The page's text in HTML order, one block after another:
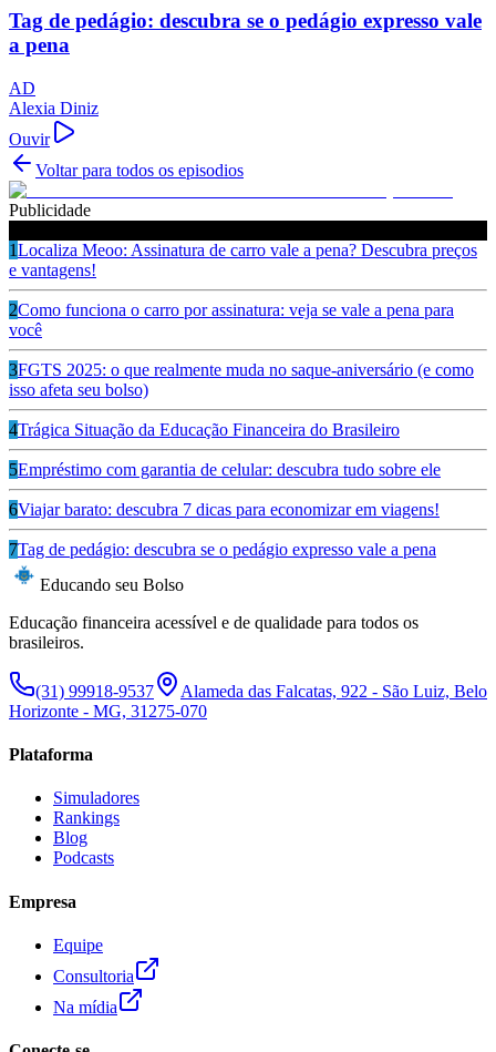
Tag de pedágio: descubra se o pedágio expresso vale
a pena
AD
Alexia Diniz
Ouvir
Voltar para todos os episodios
Publicidade
1Localiza Meoo: Assinatura de carro vale a pena? Descubra preços
e vantagens!
2Como funciona o carro por assinatura: veja se vale a pena para
você
3FGTS 2025: o que realmente muda no saque-aniversário (e como
isso afeta seu bolso)
4Trágica Situação da Educação Financeira do Brasileiro
5Empréstimo com garantia de celular: descubra tudo sobre ele
6Viajar barato: descubra 7 dicas para economizar em viagens!
7Tag de pedágio: descubra se o pedágio expresso vale a pena
Educando seu Bolso
Educação financeira acessível e de qualidade para todos os
brasileiros.
(31) 99918-9537
Alameda das Falcatas, 922 - São Luiz, Belo
Horizonte - MG, 31275-070
Plataforma
Simuladores
Rankings
Blog
Podcasts
Empresa
Equipe
Consultoria
Na mídia